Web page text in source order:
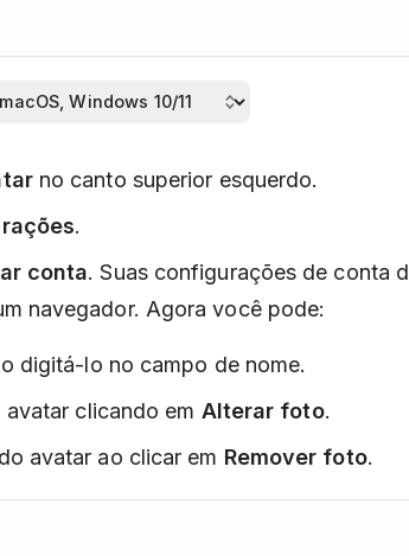
no canto superior esquerdo.
.
conta. Suas configurações de conta
navegador. Agora você pode:
digitá-lo no campo de nome.
clicando em Alterar foto.
avatar ao clicar em Remover foto.